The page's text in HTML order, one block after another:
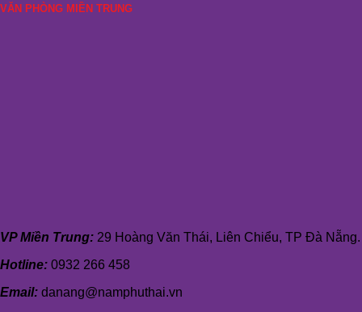
VĂN PHÒNG MIỀN TRUNG
VP Miền Trung: 29 Hoàng Văn Thái, Liên Chiểu, TP Đà Nẵng.
Hotline: 0932 266 458
Email: danang@namphuthai.vn